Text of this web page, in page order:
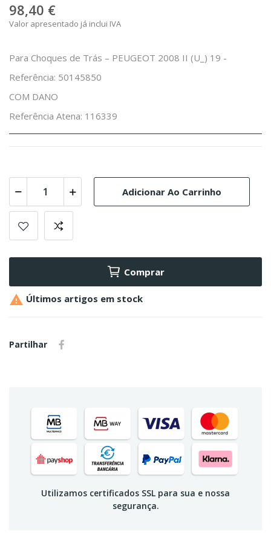
98,40 €
Valor apresentado já inclui IVA
Para Choques de Trás – PEUGEOT 2008 II (U_) 19 -
Referência: 50145850
COM DANO
Referência Atena: 116339
Adicionar Ao Carrinho
Comprar
 Últimos artigos em stock
Partilhar
Utilizamos certificados SSL para sua e nossa
segurança.